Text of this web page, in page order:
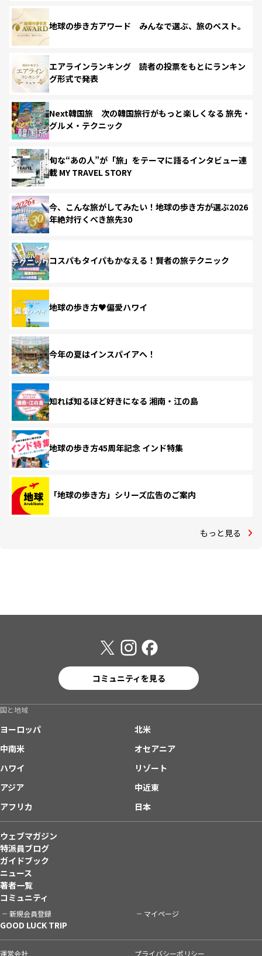
地球の歩き方アワード みんなで選ぶ、旅のベスト。
エアラインランキング 読者の投票をもとにランキン
グ形式で発表
Next韓国旅 次の韓国旅行がもっと楽しくなる 旅先・
グルメ・テクニック
旬な“あの人”が「旅」をテーマに語るインタビュー連
載 MY TRAVEL STORY
今、こんな旅がしてみたい！地球の歩き方が選ぶ2026
年絶対行くべき旅先30
コスパもタイパもかなえる！賢者の旅テクニック
地球の歩き方♥偏愛ハワイ
今年の夏はインスパイアへ！
知れば知るほど好きになる 湘南・江の島
地球の歩き方45周年記念 インド特集
「地球の歩き方」シリーズ広告のご案内
もっと見る
コミュニティを見る
国と地域
ヨーロッパ
北米
中南米
オセアニア
ハワイ
リゾート
アジア
中近東
アフリカ
日本
ウェブマガジン
特派員ブログ
ガイドブック
ニュース
著者一覧
コミュニティ
新規会員登録 マイページ
GOOD LUCK TRIP
運営会社 プライバシーポリシー